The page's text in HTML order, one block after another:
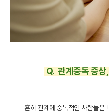
Q. 관계중독 증상
흔히 관계에 중독적인 사람들은